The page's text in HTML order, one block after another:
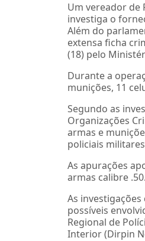
Um vereador de
investiga o
Além do
extensa ficha
(18) pelo
Durante a
munições, 11
Segundo as
Organizações
armas e
policiais
As apurações
armas calibre .50.
As
possíveis
Regional de
Interior (Dirpin